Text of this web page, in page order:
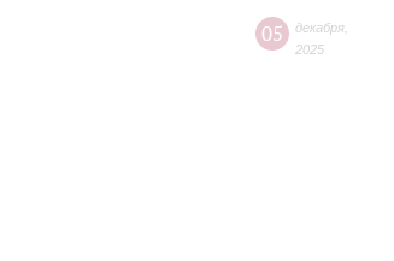
05 декабря
2025